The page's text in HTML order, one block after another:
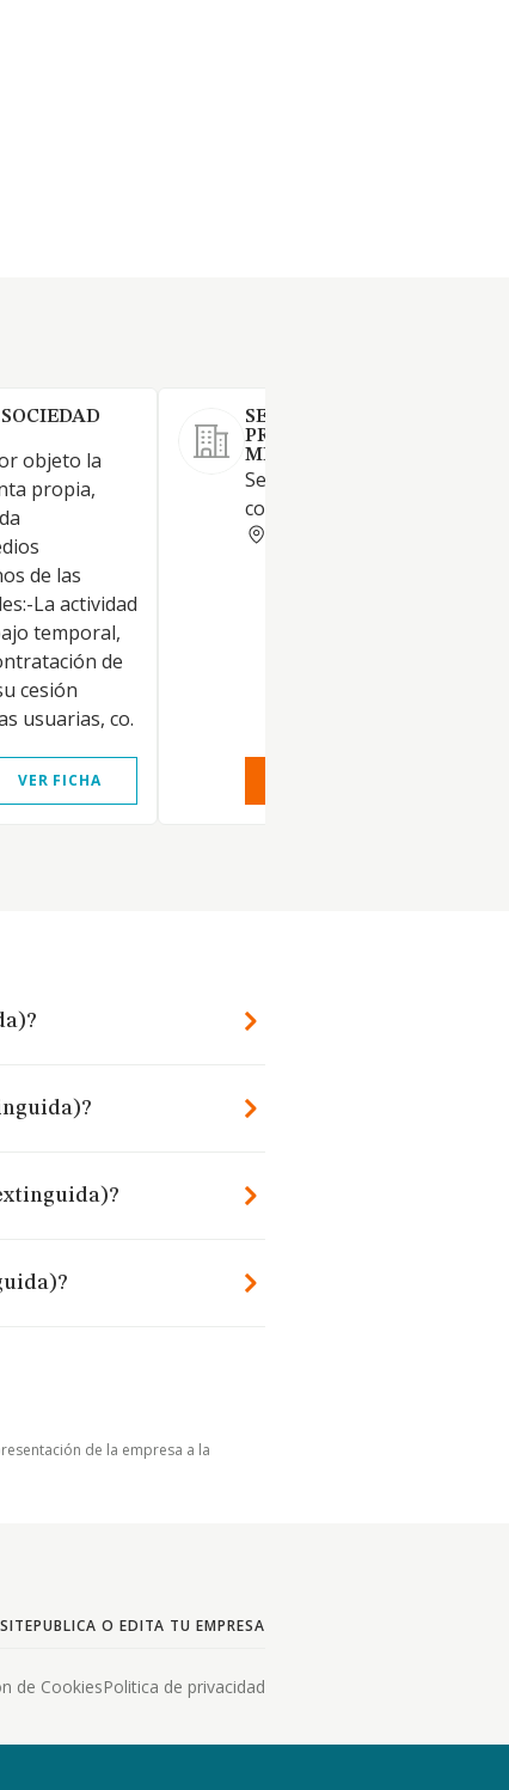
objeto la
propia,
de las
La actividad
temporal,
de
cesión
usuarias, co.
VER FICHA
SERVICIOS DE MARKETING
PROMOCION Y
MERCHANDISING
Servicios de outsourcing
comercial.
de la empresa a la
PUBLICA O EDITA TU EMPRESA
de CookiesPolitica de privacidad